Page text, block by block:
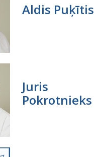
Aldis Puķītis
Juris
Pokrotnieks